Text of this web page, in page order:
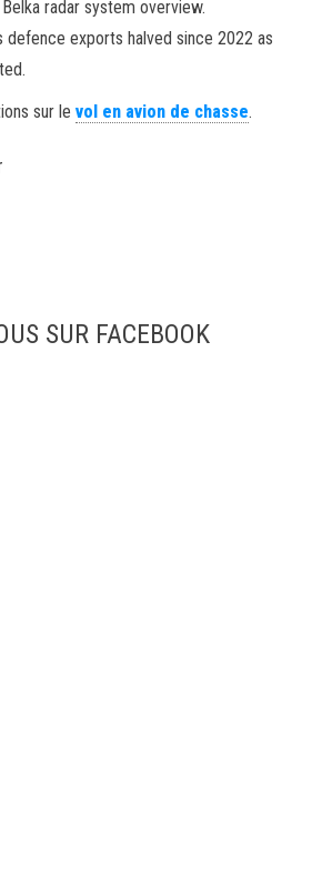
radar system overview.
exports halved since 2022 as
sur le vol en avion de chasse.
SUR FACEBOOK